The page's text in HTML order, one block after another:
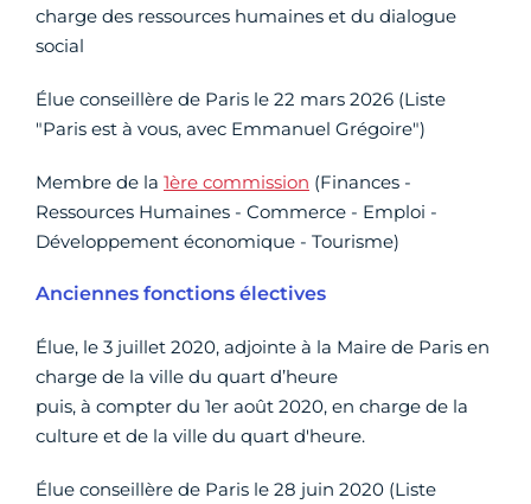
charge des ressources humaines et du dialogue
social
Élue conseillère de Paris le 22 mars 2026 (Liste
"Paris est à vous, avec Emmanuel Grégoire")
Membre de la 1ère commission (Finances -
Ressources Humaines - Commerce - Emploi -
Développement économique - Tourisme)
Anciennes fonctions électives
Élue, le 3 juillet 2020, adjointe à la Maire de Paris en
charge de la ville du quart d’heure
puis, à compter du 1er août 2020, en charge de la
culture et de la ville du quart d'heure.
Élue conseillère de Paris le 28 juin 2020 (Liste